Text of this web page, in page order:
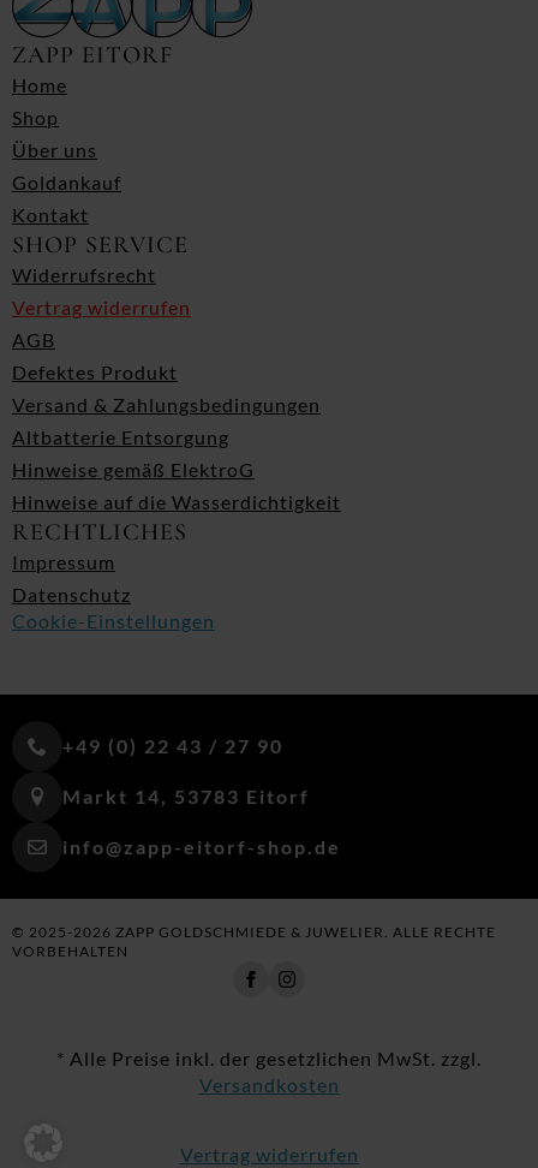
ZAPP EITORF
Home
Shop
Über uns
Goldankauf
Kontakt
SHOP SERVICE
Widerrufsrecht
Vertrag widerrufen
AGB
Defektes Produkt
Versand & Zahlungsbedingungen
Altbatterie Entsorgung
Hinweise gemäß ElektroG
Hinweise auf die Wasserdichtigkeit
RECHTLICHES
Impressum
Datenschutz
Cookie-Einstellungen
+49 (0) 22 43 / 27 90
Markt 14, 53783 Eitorf
info@zapp-eitorf-shop.de
© 2025-2026 ZAPP GOLDSCHMIEDE & JUWELIER. ALLE RECHTE
VORBEHALTEN
* Alle Preise inkl. der gesetzlichen MwSt. zzgl.
Versandkosten
Vertrag widerrufen